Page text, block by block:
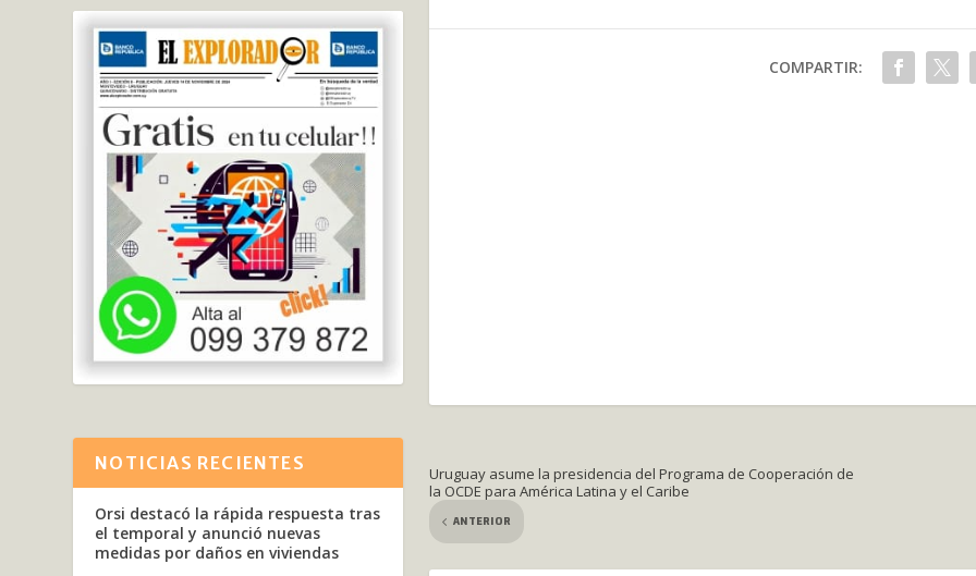
COMPARTIR:
Uruguay asume la presidencia del Programa de Cooperación de
la OCDE para América Latina y el Caribe
ANTERIOR
NOTICIAS RECIENTES
Orsi destacó la rápida respuesta tras
el temporal y anunció nuevas
medidas por daños en viviendas